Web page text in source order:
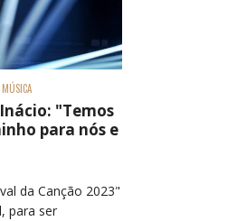
MÚSICA
"Temos
para nós e
da Canção 2023"
para ser